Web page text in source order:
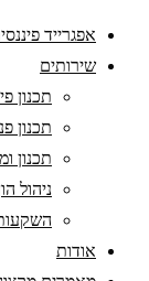
אפגרייד
שירותים
תכנון
תכנון
תכנון
ניהול
אודות